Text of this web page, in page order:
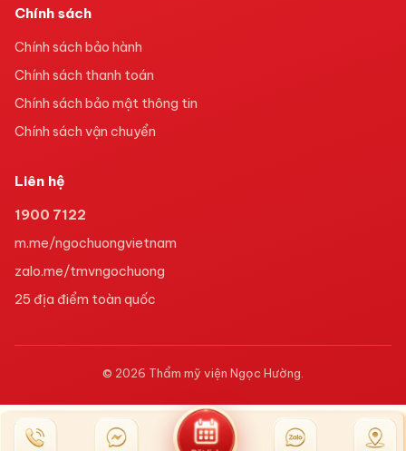
Chính sách
Chính sách bảo hành
Chính sách thanh toán
Chính sách bảo mật thông tin
Chính sách vận chuyển
Liên hệ
1900 7122
m.me/ngochuongvietnam
zalo.me/tmvngochuong
25 địa điểm toàn quốc
© 2026 Thẩm mỹ viện Ngọc Hường